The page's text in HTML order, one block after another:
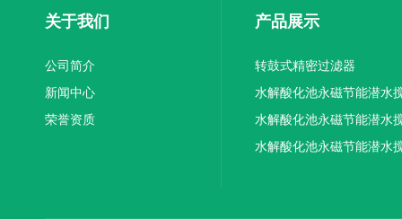
关于我们
公司简介
新闻中心
荣誉资质
产品展示
转鼓式精密过滤器
水解酸化池永磁节能潜水
机厂家供应
水解酸化池永磁节能潜水
机厂家直销
水解酸化池永磁节能潜水